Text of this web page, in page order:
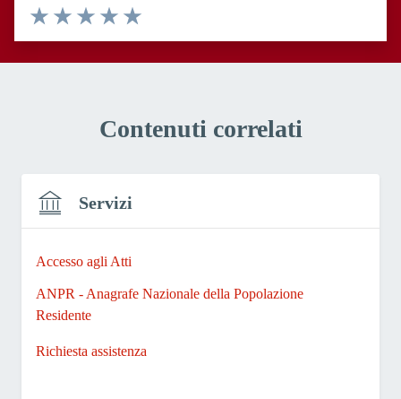
Contenuti correlati
Servizi
Accesso agli Atti
ANPR - Anagrafe Nazionale della Popolazione
Residente
Richiesta assistenza